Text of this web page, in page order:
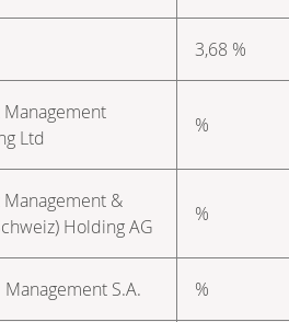
3,68 %
Management
Ltd
%
Management &
Holding AG
%
S.A. %